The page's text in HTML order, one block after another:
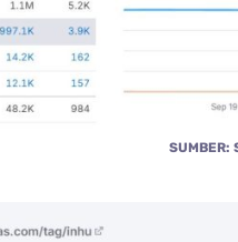
SUMBER: